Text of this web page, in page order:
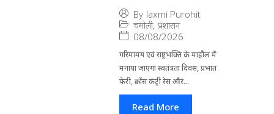
By laxmi Purohit
चमोली, प्रशासन
08/08/2026
गरिमामय एवं राष्ट्रभक्ति के माहौल में
मनाया जाएगा स्वतंत्रता दिवस, प्रभात
फेरी, क्रॉस कंट्री रेस और...
Read More